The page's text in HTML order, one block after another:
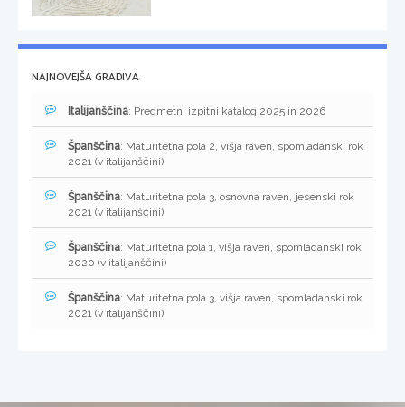
NAJNOVEJŠA GRADIVA
Italijanščina: Predmetni izpitni katalog 2025 in 2026
Španščina: Maturitetna pola 2, višja raven, spomladanski rok
2021 (v italijanščini)
Španščina: Maturitetna pola 3, osnovna raven, jesenski rok
2021 (v italijanščini)
Španščina: Maturitetna pola 1, višja raven, spomladanski rok
2020 (v italijanščini)
Španščina: Maturitetna pola 3, višja raven, spomladanski rok
2021 (v italijanščini)